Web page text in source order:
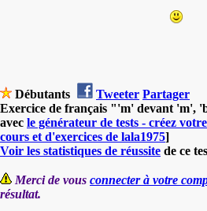
Débutants Tweeter Partager
Exercice de français "'m' devant 'm',
avec le générateur de tests - créez
cours et d'exercices de lala1975]
Voir les statistiques de réussite de ce
Merci de vous connecter à votre
résultat.